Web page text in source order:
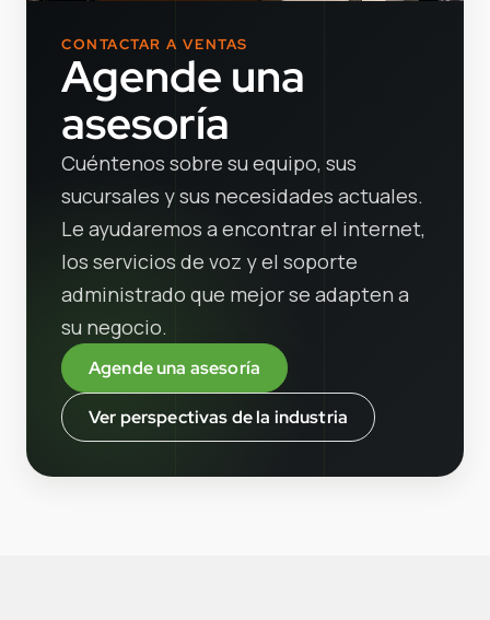
CONTACTAR A VENTAS
Agende una
asesoría
Cuéntenos sobre su equipo, sus
sucursales y sus necesidades actuales.
Le ayudaremos a encontrar el internet,
los servicios de voz y el soporte
administrado que mejor se adapten a
su negocio.
Agende una asesoría
Ver perspectivas de la industria